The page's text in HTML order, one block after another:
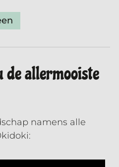
de allermooiste
namens alle